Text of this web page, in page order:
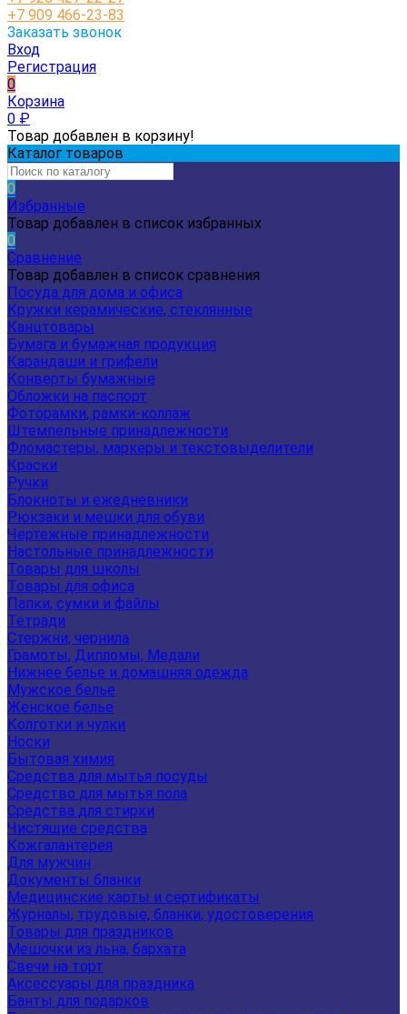
+7 909 466-23-83
Заказать звонок
Вход
Регистрация
0
Корзина
0 ₽
Товар добавлен в корзину!
Каталог товаров
0
Избранные
Товар добавлен в список избранных
0
Сравнение
Товар добавлен в список сравнения
Посуда для дома и офиса
Кружки керамические, стеклянные
Канцтовары
Бумага и бумажная продукция
Карандаши и грифели
Конверты бумажные
Обложки на паспорт
Фоторамки, рамки-коллаж
Штемпельные принадлежности
Фломастеры, маркеры и текстовыделители
Краски
Ручки
Блокноты и ежедневники
Рюкзаки и мешки для обуви
Чертежные принадлежности
Настольные принадлежности
Товары для школы
Товары для офиса
Папки, сумки и файлы
Тетради
Стержни, чернила
Грамоты, Дипломы, Медали
Нижнее белье и домашняя одежда
Мужское белье
Женское белье
Колготки и чулки
Носки
Бытовая химия
Средства для мытья посуды
Средство для мытья пола
Средства для стирки
Чистящие средства
Кожгалантерея
Для мужчин
Документы бланки
Медицинские карты и сертификаты
Журналы, трудовые, бланки, удостоверения
Товары для праздников
Мешочки из льна, бархата
Свечи на торт
Аксессуары для праздника
Банты для подарков